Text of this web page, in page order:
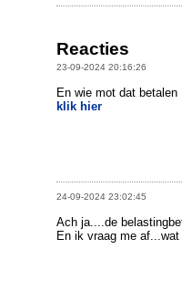
Reacties
23-09-2024 20:16:26
En wie mot dat
klik hier
24-09-2024 23:02:45
Ach ja....de
En ik vraag me